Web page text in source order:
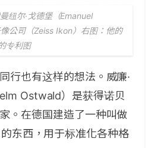
纽尔·戈德堡（Emanuel
公司（Zeiss Ikon）右图：他的
专利图
行也有这样的想法。威廉·
Ostwald）是获得诺贝
。在德国建造了一种叫做
东西，用于标准化各种格